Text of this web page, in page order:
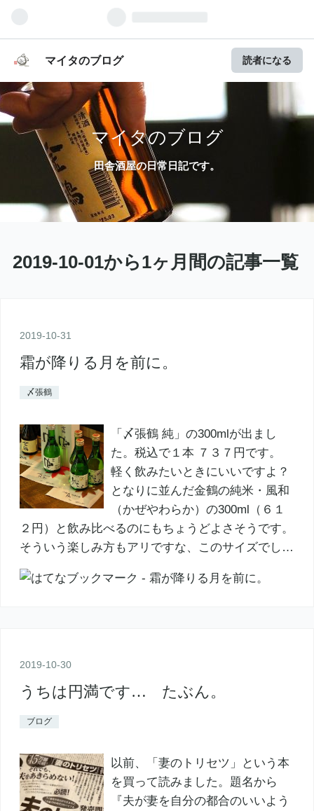
マイタのブログ 読者になる
マイタのブログ
田舎酒屋の日常日記です。
2019-10-01から1ヶ月間の記事一覧
2019-10-31
霜が降りる月を前に。
〆張鶴
「〆張鶴 純」の300mlが出まし
た。税込で１本 ７３７円です。
軽く飲みたいときにいいですよ？
となりに並んだ金鶴の純米・風和
（かぜやわらか）の300ml（６１
２円）と飲み比べるのにもちょうどよさそうです。
そういう楽しみ方もアリですな、このサイズでし…
2019-10-30
うちは円満です… たぶん。
ブログ
以前、「妻のトリセツ」という本
を買って読みました。題名から
『夫が妻を自分の都合のいいよう